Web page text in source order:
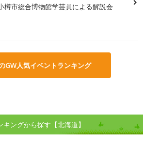
樽市総合博物館学芸員による解説会
GW人気イベントランキング
ングから探す【北海道】